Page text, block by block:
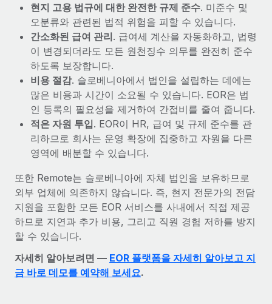
현지 고용 법규에 대한 완전한 규제 준수. 미준수 및
오분류와 관련된 법적 위험을 피할 수 있습니다.
간소화된 급여 관리. 급여세 계산을 자동화하고, 법령
이 변경되더라도 모든 원천징수 의무를 완전히 준수
하도록 보장합니다.
비용 절감. 슬로베니아에서 법인을 설립하는 데에는
많은 비용과 시간이 소요될 수 있습니다. EOR은 법
인 등록의 필요성을 제거하여 간접비를 줄여 줍니다.
적은 자원 투입. EOR이 HR, 급여 및 규제 준수를 관
리하므로 회사는 운영 확장에 집중하고 자원을 다른
영역에 배분할 수 있습니다.
또한 Remote는 슬로베니아에 자체 법인을 보유하므로
외부 업체에 의존하지 않습니다. 즉, 현지 전문가의 전담
지원을 포함한 모든 EOR 서비스를 사내에서 직접 제공
하므로 지연과 추가 비용, 그리고 직원 경험 저하를 방지
할 수 있습니다.
자세히 알아보려면 — EOR 플랫폼을 자세히 알아보고 지
금 바로 데모를 예약해 보세요.